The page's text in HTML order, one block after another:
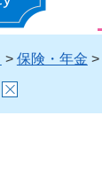
> 保険・年金 >